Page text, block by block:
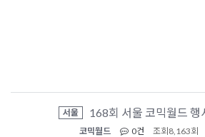
서울 168회 서울 코믹월드 행
코믹월드 0건 조회 8,163회